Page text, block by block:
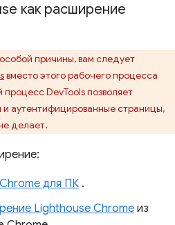
как расширение
причины, вам следует
вместо этого рабочего процесса
DevTools позволяет
и аутентифицированные страницы,
делает.
для ПК .
Lighthouse Chrome из